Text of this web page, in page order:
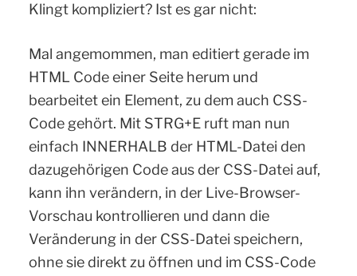
Klingt kompliziert? Ist es gar nicht:
Mal angemommen, man editiert gerade im
HTML Code einer Seite herum und
bearbeitet ein Element, zu dem auch CSS-
Code gehört. Mit STRG+E ruft man nun
einfach INNERHALB der HTML-Datei den
dazugehörigen Code aus der CSS-Datei auf,
kann ihn verändern, in der Live-Browser-
Vorschau kontrollieren und dann die
Veränderung in der CSS-Datei speichern,
ohne sie direkt zu öffnen und im CSS-Code